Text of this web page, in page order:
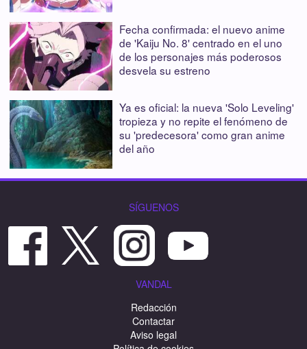
Fecha confirmada: el nuevo anime
de 'Kaiju No. 8' centrado en el uno
de los personajes más poderosos
desvela su estreno
Ya es oficial: la nueva 'Solo Leveling'
tropieza y no repite el fenómeno de
su 'predecesora' como gran anime
del año
SÍGUENOS
VANDAL
Redacción
Contactar
Aviso legal